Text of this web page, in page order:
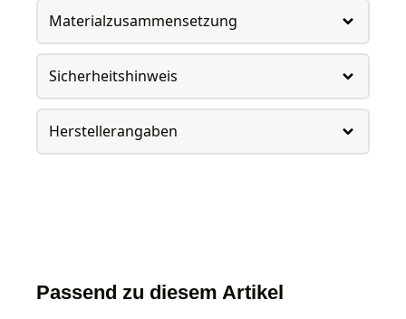
Materialzusammensetzung
Sicherheitshinweis
Herstellerangaben
Passend zu diesem Artikel